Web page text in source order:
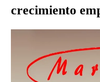
crecimiento